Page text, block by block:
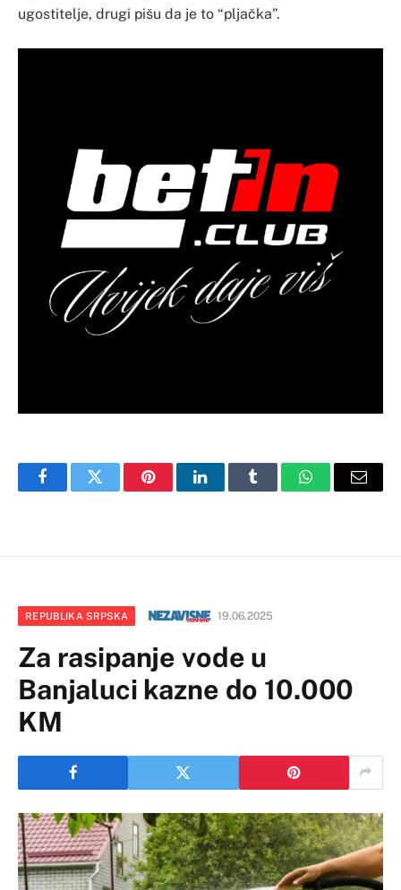
ugostitelje, drugi pišu da je to “pljačka”.
FacebookTwitter PinterestLinkedInTumblr WhatsAppEmail
REPUBLIKA SRPSKA 19.06.2025
Za rasipanje vode u
Banjaluci kazne do 10.000
KM